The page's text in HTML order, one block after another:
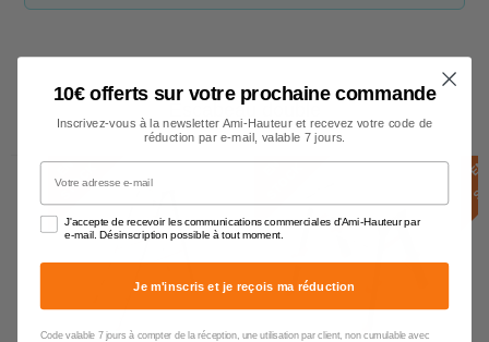
Escabeau double
E
N
S
T
O
C
K E
N
S
T
O
C E
N
S
T
O
C
10€ offerts sur votre prochaine commande
Inscrivez-vous à la newsletter Ami-Hauteur et recevez votre code de
réduction par e-mail, valable 7 jours.
Votre adresse e-mail
J'accepte de recevoir les communications commerciales d'Ami-Hauteur par
e-mail. Désinscription possible à tout moment.
Je m'inscris et je reçois ma réduction
Code valable 7 jours à compter de la réception, une utilisation par client, non cumulable avec